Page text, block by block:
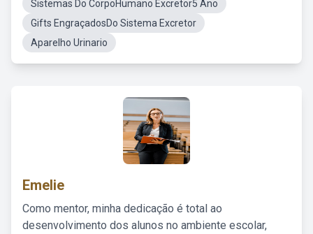
Sistemas Do CorpoHumano Excretor5 Ano
Gifts EngraçadosDo Sistema Excretor
Aparelho Urinario
Emelie
Como mentor, minha dedicação é total ao
desenvolvimento dos alunos no ambiente escolar,